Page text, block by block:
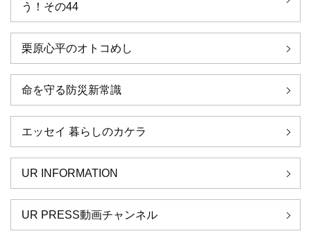
う！その44
栗原心平のオトコめし
命を守る防災新常識
エッセイ 暮らしのカケラ
UR INFORMATION
UR PRESS動画チャンネル